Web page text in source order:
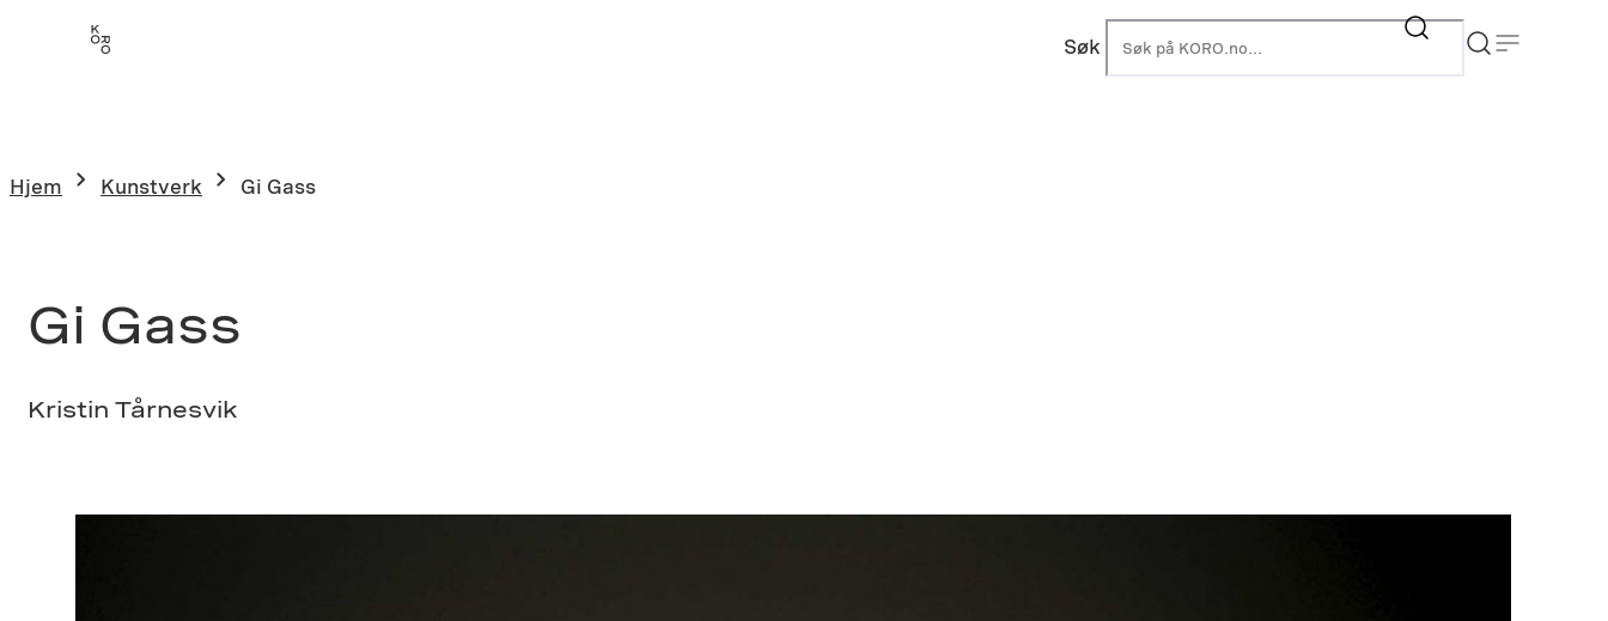
Søk
Hjem Kunstverk Gi Gass
Gi Gass
Kristin Tårnesvik